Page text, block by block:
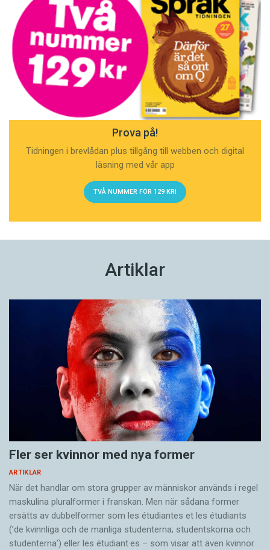
Prova på!
Tidningen i brevlådan plus tillgång till webben och digital
läsning med vår app
TVÅ NUMMER FÖR 129 KR!
Artiklar
Fler ser kvinnor med nya former
ARTIKLAR
När det handlar om stora grupper av människor används i regel
maskulina pluralformer i franskan. Men när sådana ­former
ersätts av dubbel­former som les étudiantes et les étudiants
(’de kvinnliga och de manliga studenterna; studentskorna och
studenterna’) eller les étudiant·es – som visar att även kvinnor